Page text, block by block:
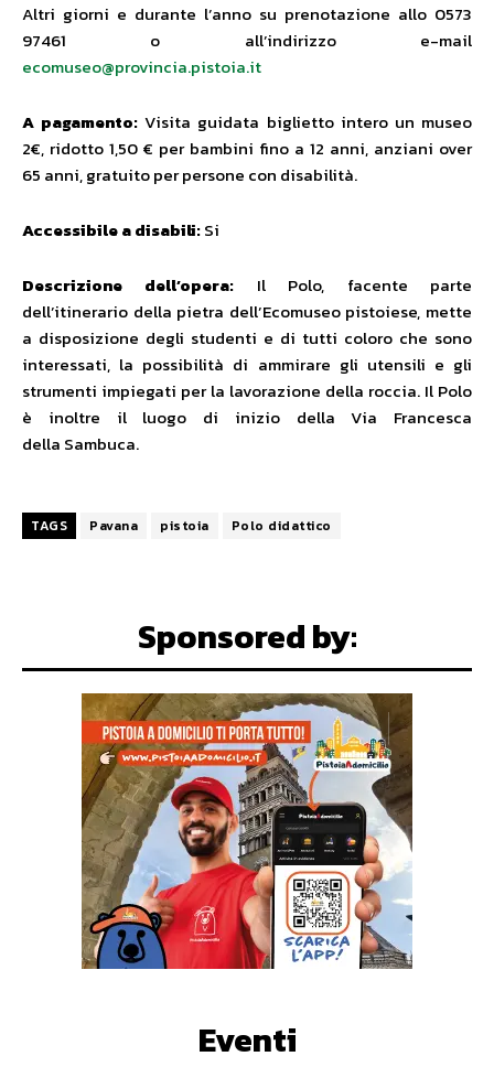
Altri giorni e durante l’anno su prenotazione allo 0573
97461 o all’indirizzo e-mail
ecomuseo@provincia.pistoia.it
A pagamento: Visita guidata biglietto intero un museo
2€, ridotto 1,50 € per bambini fino a 12 anni, anziani over
65 anni, gratuito per persone con disabilità.
Accessibile a disabili:Si
Descrizione dell’opera: Il Polo, facente parte
dell’itinerario della pietra dell’Ecomuseo pistoiese, mette
a disposizione degli studenti e di tutti coloro che sono
interessati, la possibilità di ammirare gli utensili e gli
strumenti impiegati per la lavorazione della roccia. Il Polo
è inoltre il luogo di inizio della Via Francesca
della Sambuca.
TAGS Pavana pistoia Polo didattico
Sponsored by:
Eventi